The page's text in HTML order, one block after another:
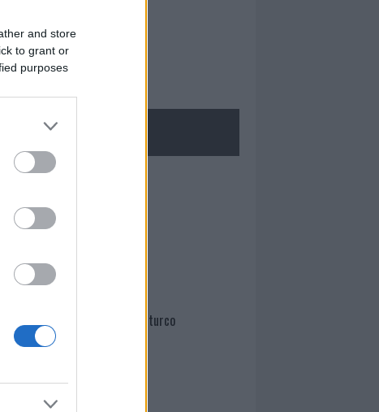
and store
to grant or
purposes
NECROLOGIE
Martina Agostina Diturco
I nostri cari